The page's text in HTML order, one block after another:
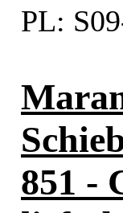
PL:
851 -